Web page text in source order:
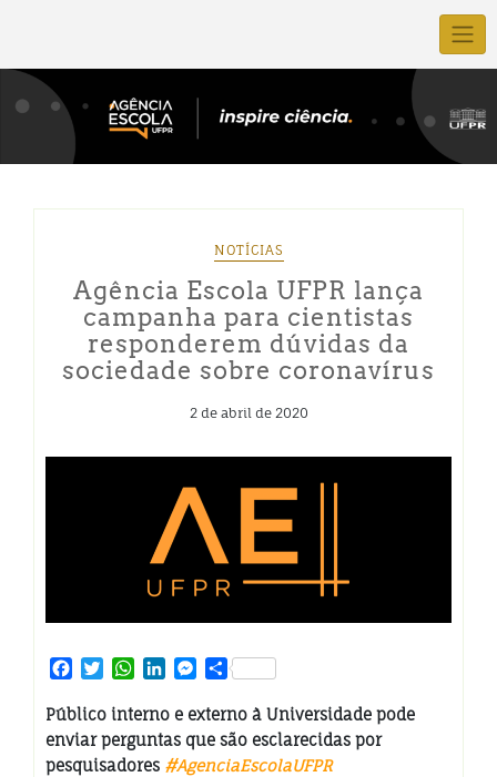
NOTÍCIAS
Agência Escola UFPR lança
campanha para cientistas
responderem dúvidas da
sociedade sobre coronavírus
2 de abril de 2020
Facebook
TwitterWhatsApp
LinkedInMessenger
Share
Público interno e externo à Universidade pode
enviar perguntas que são esclarecidas por
pesquisadores #AgenciaEscolaUFPR